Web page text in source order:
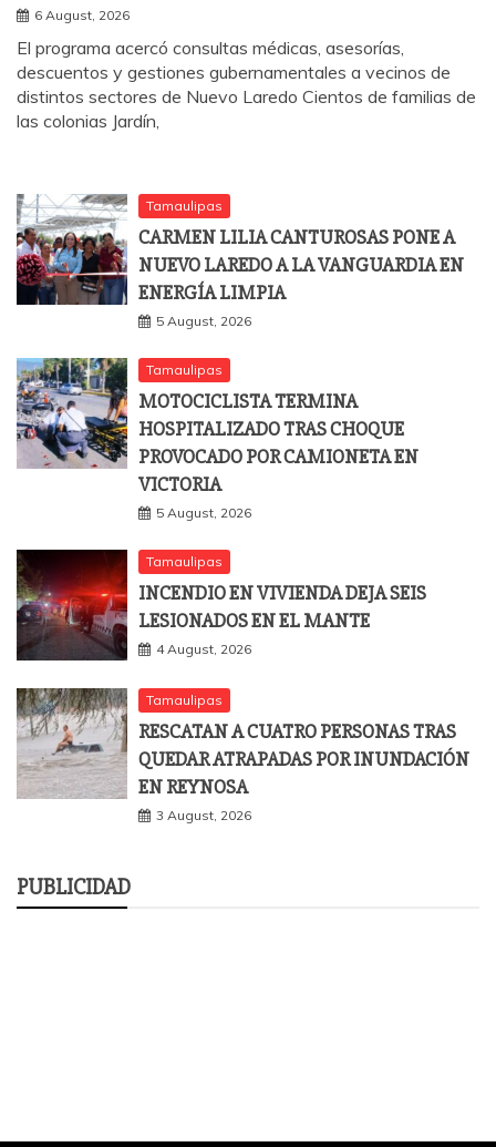
6 August, 2026
El programa acercó consultas médicas, asesorías,
descuentos y gestiones gubernamentales a vecinos de
distintos sectores de Nuevo Laredo Cientos de familias de
las colonias Jardín,
Tamaulipas
CARMEN LILIA CANTUROSAS PONE A
NUEVO LAREDO A LA VANGUARDIA EN
ENERGÍA LIMPIA
5 August, 2026
Tamaulipas
MOTOCICLISTA TERMINA
HOSPITALIZADO TRAS CHOQUE
PROVOCADO POR CAMIONETA EN
VICTORIA
5 August, 2026
Tamaulipas
INCENDIO EN VIVIENDA DEJA SEIS
LESIONADOS EN EL MANTE
4 August, 2026
Tamaulipas
RESCATAN A CUATRO PERSONAS TRAS
QUEDAR ATRAPADAS POR INUNDACIÓN
EN REYNOSA
3 August, 2026
PUBLICIDAD